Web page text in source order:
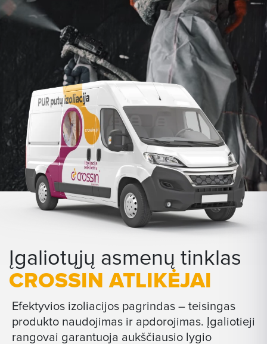
Įgaliotųjų asmenų tinklas
CROSSIN ATLIKĖJAI
Efektyvios izoliacijos pagrindas – teisingas
produkto naudojimas ir apdorojimas. Įgaliotieji
rangovai garantuoja aukščiausio lygio